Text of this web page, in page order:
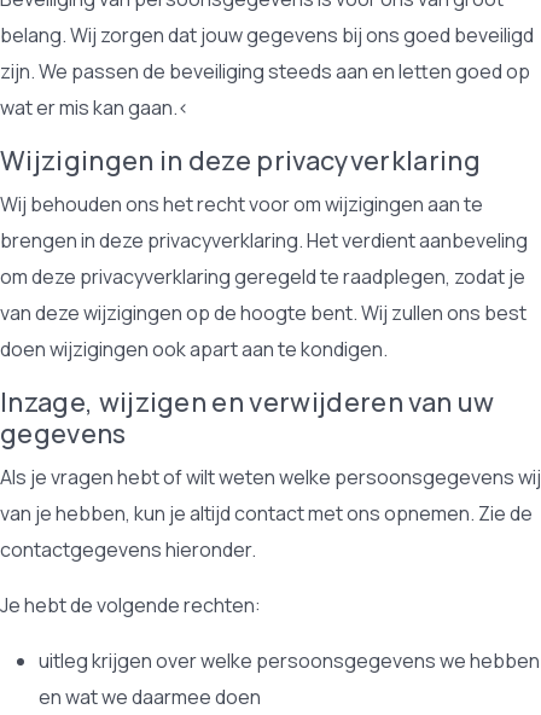
belang. Wij zorgen dat jouw gegevens bij ons goed beveiligd
zijn. We passen de beveiliging steeds aan en letten goed op
wat er mis kan gaan.<
Wijzigingen in deze privacyverklaring
Wij behouden ons het recht voor om wijzigingen aan te
brengen in deze privacyverklaring. Het verdient aanbeveling
om deze privacyverklaring geregeld te raadplegen, zodat je
van deze wijzigingen op de hoogte bent. Wij zullen ons best
doen wijzigingen ook apart aan te kondigen.
Inzage, wijzigen en verwijderen van uw
gegevens
Als je vragen hebt of wilt weten welke persoonsgegevens wij
van je hebben, kun je altijd contact met ons opnemen. Zie de
contactgegevens hieronder.
Je hebt de volgende rechten:
uitleg krijgen over welke persoonsgegevens we hebben
en wat we daarmee doen